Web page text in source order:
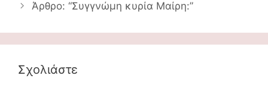
Άρθρο: “Συγγνώμη κυρία Μαίρη:”
Σχολιάστε